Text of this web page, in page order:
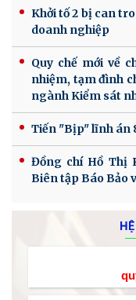
Khởi tố 2 bị can
doanh nghiệp
Quy chế mới về
nhiệm, tạm đình
ngành Kiểm sát
Tiến "Bịp" lĩnh án
Đồng chí Hồ Thị
Biên tập Báo Bảo